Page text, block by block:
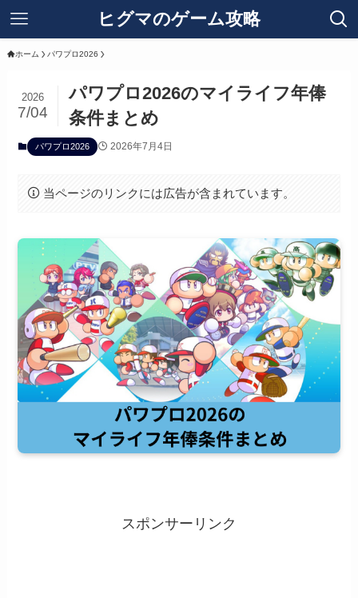
ヒグマのゲーム攻略
ホーム パワプロ2026
パワプロ2026のマイライフ年俸
条件まとめ
2026
7/04
パワプロ2026 2026年7月4日
当ページのリンクには広告が含まれています。
スポンサーリンク